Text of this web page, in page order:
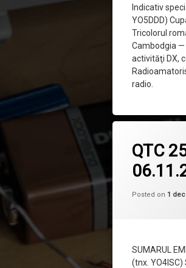
Indicativ
YO5DDD)
Tricolorul
Cambodgia
activităţi DX,
radio.
QTC
Posted on 1
SUMARUL
(tnx.